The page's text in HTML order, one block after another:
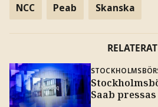
NCC Peab Skanska
RELATERAT
Saab pressas